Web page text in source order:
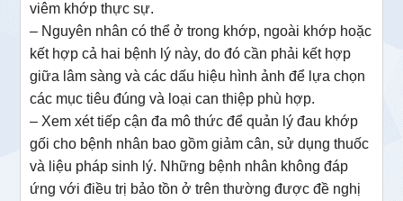
viêm khớp thực sự.
– Nguyên nhân có thể ở trong khớp, ngoài khớp hoặc
kết hợp cả hai bệnh lý này, do đó cần phải kết hợp
giữa lâm sàng và các dấu hiệu hình ảnh để lựa chọn
các mục tiêu đúng và loại can thiệp phù hợp.
– Xem xét tiếp cận đa mô thức để quản lý đau khớp
gối cho bệnh nhân bao gồm giảm cân, sử dụng thuốc
và liệu pháp sinh lý. Những bệnh nhân không đáp
ứng với điều trị bảo tồn ở trên thường được đề nghị